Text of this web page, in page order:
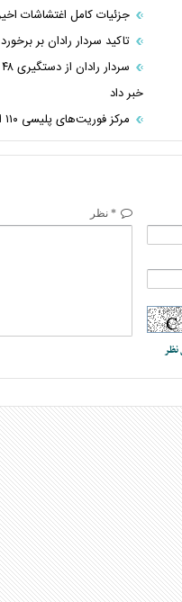
جزئیات کامل اغتشاشات
تاکید سردار رادان بر
خبر داد
مرکز فوریت‌های پلیسی ۱۱۰ افتتاح شد
* نظر